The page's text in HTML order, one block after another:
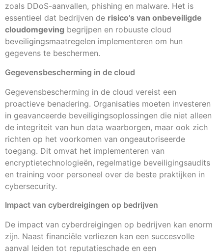
zoals DDoS-aanvallen, phishing en malware. Het is
essentieel dat bedrijven de risico’s van onbeveiligde
cloudomgeving begrijpen en robuuste cloud
beveiligingsmaatregelen implementeren om hun
gegevens te beschermen.
Gegevensbescherming in de cloud
Gegevensbescherming in de cloud vereist een
proactieve benadering. Organisaties moeten investeren
in geavanceerde beveiligingsoplossingen die niet alleen
de integriteit van hun data waarborgen, maar ook zich
richten op het voorkomen van ongeautoriseerde
toegang. Dit omvat het implementeren van
encryptietechnologieën, regelmatige beveiligingsaudits
en training voor personeel over de beste praktijken in
cybersecurity.
Impact van cyberdreigingen op bedrijven
De impact van cyberdreigingen op bedrijven kan enorm
zijn. Naast financiële verliezen kan een succesvolle
aanval leiden tot reputatieschade en een